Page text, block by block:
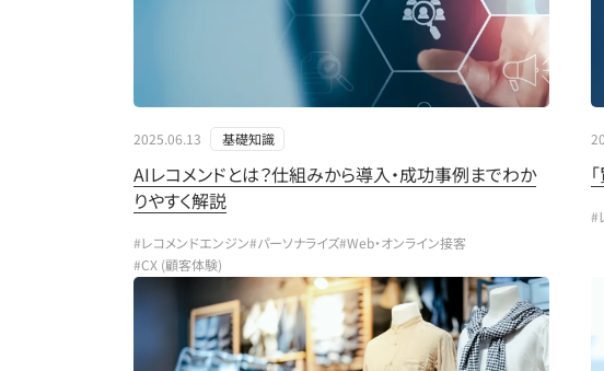
2025.06.13 基礎知識
AIレコメンドとは？仕組みから導入・成功事例までわか
りやすく解説
#レコメンドエンジン#パーソナライズ#Web・オンライン接客
#CX (顧客体験)
#